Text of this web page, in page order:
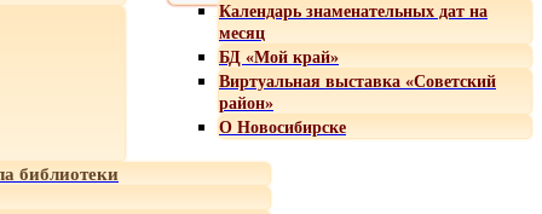
Календарь знаменательных дат на
месяц
БД «Мой край»
Виртуальная выставка «Советский
район»
О Новосибирске
библиотеки